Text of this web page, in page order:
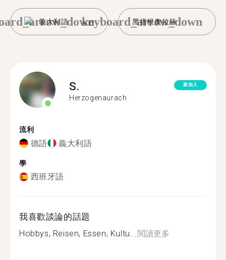
義大利語 黑措根奧拉赫
keyboard_arrow_down
S.
Herzogenaurach
新加入
流利
德語 義大利語
學
西班牙語
我喜歡談論的話題
Hobbys, Reisen, Essen, Kultu...閱讀更多